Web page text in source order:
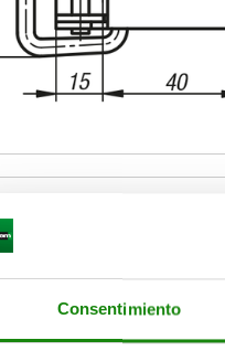
Consentimiento
B